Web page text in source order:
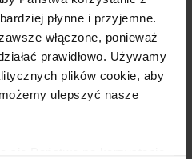
płynne i przyjemne.
włączone, ponieważ
prawidłowo. Używamy
plików cookie, aby
ulepszyć nasze
przy Ożarowice